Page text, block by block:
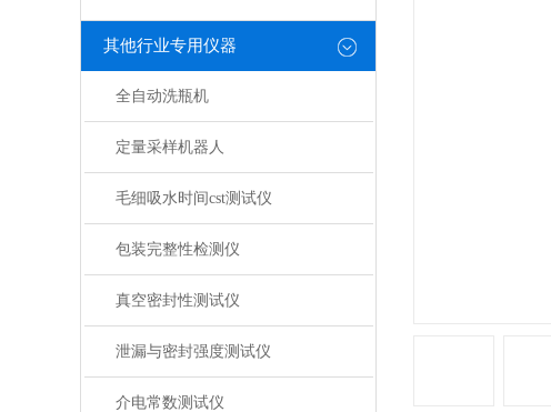
其他行业专用仪器
全自动洗瓶机
定量采样机器人
毛细吸水时间cst测试仪
包装完整性检测仪
真空密封性测试仪
泄漏与密封强度测试仪
介电常数测试仪